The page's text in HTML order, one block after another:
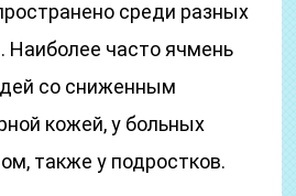
среди разных
Наиболее часто ячмень
со сниженным
кожей, у больных
также у подростков.